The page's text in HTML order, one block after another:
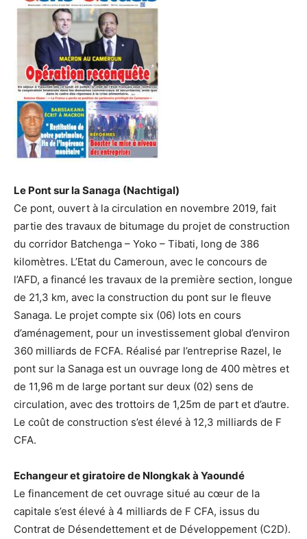
Le Pont sur la Sanaga (Nachtigal)
Ce pont, ouvert à la circulation en novembre 2019, fait
partie des travaux de bitumage du projet de construction
du corridor Batchenga – Yoko – Tibati, long de 386
kilomètres. L’Etat du Cameroun, avec le concours de
l’AFD, a financé les travaux de la première section, longue
de 21,3 km, avec la construction du pont sur le fleuve
Sanaga. Le projet compte six (06) lots en cours
d’aménagement, pour un investissement global d’environ
360 milliards de FCFA. Réalisé par l’entreprise Razel, le
pont sur la Sanaga est un ouvrage long de 400 mètres et
de 11,96 m de large portant sur deux (02) sens de
circulation, avec des trottoirs de 1,25m de part et d’autre.
Le coût de construction s’est élevé à 12,3 milliards de F
CFA.
Echangeur et giratoire de Nlongkak à Yaoundé
Le financement de cet ouvrage situé au cœur de la
capitale s’est élevé à 4 milliards de F CFA, issus du
Contrat de Désendettement et de Développement (C2D).